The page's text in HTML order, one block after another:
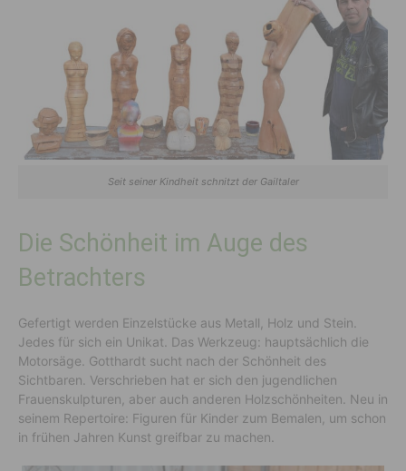
Seit seiner Kindheit schnitzt der Gailtaler
Die Schönheit im Auge des
Betrachters
Gefertigt werden Einzelstücke aus Metall, Holz und Stein.
Jedes für sich ein Unikat. Das Werkzeug: hauptsächlich die
Motorsäge. Gotthardt sucht nach der Schönheit des
Sichtbaren. Verschrieben hat er sich den jugendlichen
Frauenskulpturen, aber auch anderen Holzschönheiten. Neu in
seinem Repertoire: Figuren für Kinder zum Bemalen, um schon
in frühen Jahren Kunst greifbar zu machen.